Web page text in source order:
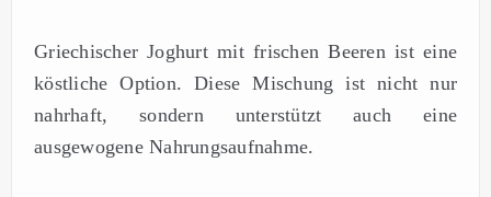
Griechischer Joghurt mit frischen Beeren ist eine
köstliche Option. Diese Mischung ist nicht nur
nahrhaft, sondern unterstützt auch eine
ausgewogene Nahrungsaufnahme.